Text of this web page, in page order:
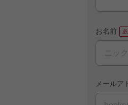
お名前
メールア